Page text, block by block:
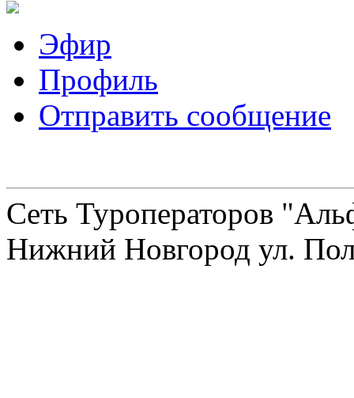
Эфир
Профиль
Отправить сообщение
Сеть Туроператоров
Нижний Новгород ул.